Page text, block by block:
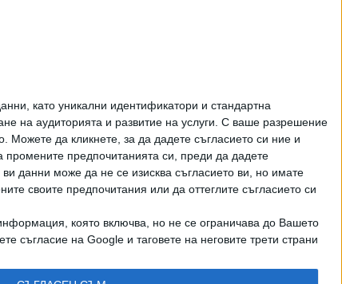
като уникални идентификатори и стандартна
на аудиторията и развитие на услуги. С ваше разрешение
Можете да кликнете, за да дадете съгласието си ние и
предпочитанията си, преди да дадете
данни може да не се изисква съгласието ви, но имате
своите предпочитания или да оттеглите съгласието си
която включва, но не се ограничава до Вашето
съгласие на Google и таговете на неговите трети страни